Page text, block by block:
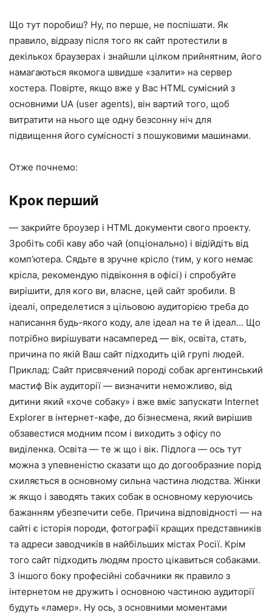
Що тут поробиш? Ну, по перше, не поспішати. Як
правило, відразу після того як сайт протестили в
декількох браузерах і знайшли цілком прийнятним, його
намагаються якомога швидше «залити» на сервер
хостера. Повірте, якщо вже у Вас HTML сумісний з
основними UA (user agents), він вартий того, щоб
витратити на нього ще одну безсонну ніч для
підвищення його сумісності з пошуковими машинами.
Отже почнемо:
Крок перший
— закрийте броузер і HTML документи свого проекту.
Зробіть собі каву або чай (опціонально) і відійдіть від
комп’ютера. Сядьте в зручне крісло (тим, у кого немає
крісла, рекомендую підвіконня в офісі) і спробуйте
вирішити, для кого ви, власне, цей сайт зробили. В
ідеалі, определетися з цільовою аудиторією треба до
написання будь-якого коду, але ідеал на те й ідеал… Що
потрібно вирішувати насамперед — вік, освіта, стать,
причина по якій Ваш сайт підходить цій групі людей.
Приклад: Сайт присвячений породі собак аргентинський
мастиф Вік аудиторії — визначити неможливо, від
дитини який «хоче собаку» і вже вміє запускати Internet
Explorer в інтернет-кафе, до бізнесмена, який вирішив
обзавестися модним псом і виходить з офісу по
виділенка. Освіта — те ж що і вік. Підлога — ось тут
можна з упевненістю сказати що до догообразние порід
схиляється в основному сильна частина людства. Жінки
ж якщо і заводять таких собак в основному керуючись
бажанням убезпечити себе. Причина відповідності — на
сайті є історія породи, фотографії кращих представників
та адреси заводчиків в найбільших містах Росії. Крім
того сайт підходить людям просто цікавиться собаками.
З іншого боку професійні собачники як правило з
інтернетом не дружить і основною частиною аудиторії
будуть «ламер». Ну ось, з основними моментами